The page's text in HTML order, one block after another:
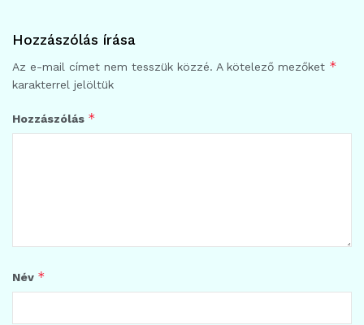
Hozzászólás írása
Az e-mail címet nem tesszük közzé. A kötelező mezőket *
karakterrel jelöltük
Hozzászólás *
Név *